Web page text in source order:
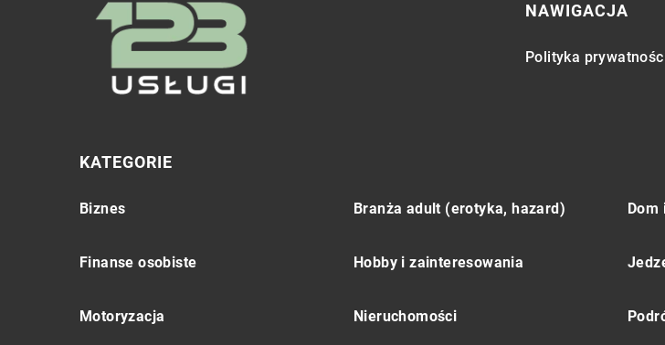
NAWIGACJA
Polityka
KATEGORIE
Biznes Branża adult (erotyka, hazard) Dom
Finanse osobiste Hobby i zainteresowania
Motoryzacja Nieruchomości